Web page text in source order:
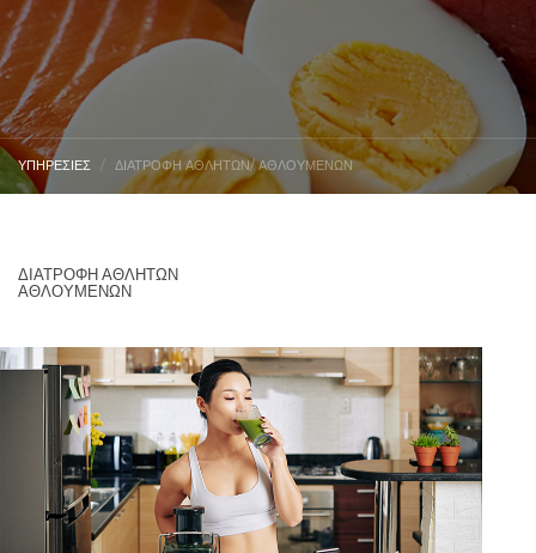
ΥΠΗΡΕΣΙΕΣ ΔΙΑΤΡΟΦΗ ΑΘΛΗΤΩΝ/ ΑΘΛΟΥΜΕΝΩΝ
ΔΙΑΤΡΟΦΗ ΑΘΛΗΤΩΝ
ΑΘΛΟΥΜΕΝΩΝ